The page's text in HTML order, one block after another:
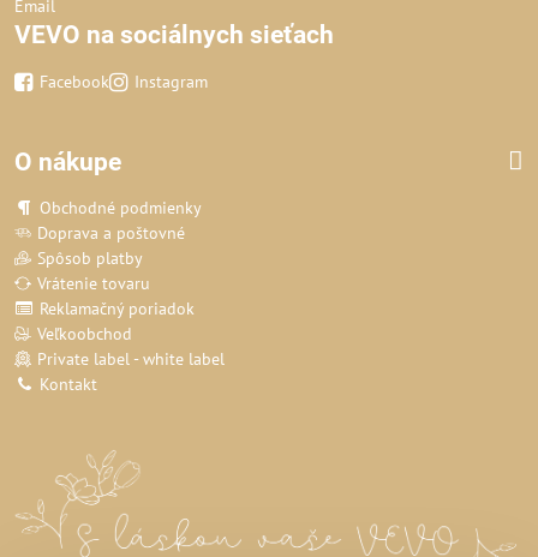
VEVO na sociálnych sieťach
Facebook Instagram
O nákupe
Obchodné podmienky
Doprava a poštovné
Spôsob platby
Vrátenie tovaru
Reklamačný poriadok
Veľkoobchod
Private label - white label
Kontakt